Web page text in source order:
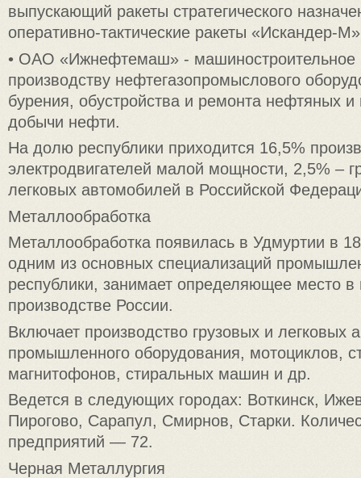
выпускающий ракеты стратегического
оперативно-тактические ракеты «Искандер-
• ОАО «Ижнефтемаш» - машиностроительное
производству нефтегазопромыслового
бурения, обустройства и ремонта нефтяных и
добычи нефти.
На долю республики приходится 16,5%
электродвигателей малой мощности, 2,5% –
легковых автомобилей в Российской
Металлообработка
Металлообработка появилась в Удмуртии в
одним из основных специализаций
республики, занимает определяющее место
производстве России.
Включает производство грузовых и легковых
промышленного оборудования, мотоциклов,
магнитофонов, стиральных машин и др.
Ведется в следующих городах: Воткинск,
Пирогово, Сарапул, Смирнов, Старки.
предприятий — 72.
Черная Металлургия